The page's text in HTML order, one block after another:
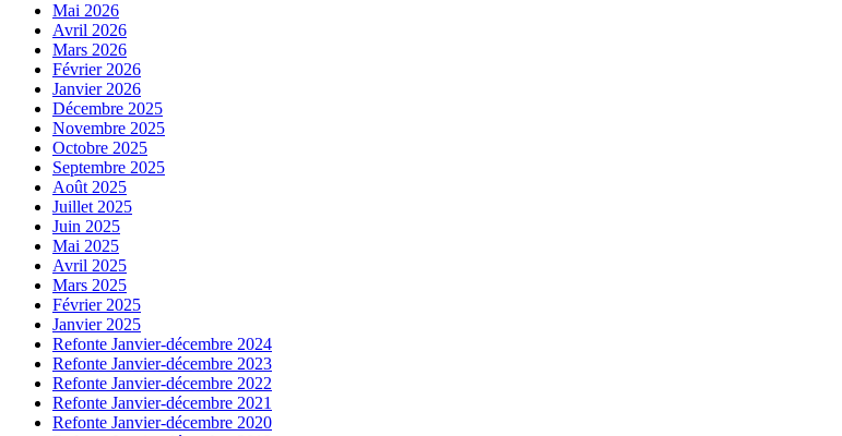
Mai 2026
Avril 2026
Mars 2026
Février 2026
Janvier 2026
Décembre 2025
Novembre 2025
Octobre 2025
Septembre 2025
Août 2025
Juillet 2025
Juin 2025
Mai 2025
Avril 2025
Mars 2025
Février 2025
Janvier 2025
Refonte Janvier-décembre 2024
Refonte Janvier-décembre 2023
Refonte Janvier-décembre 2022
Refonte Janvier-décembre 2021
Refonte Janvier-décembre 2020